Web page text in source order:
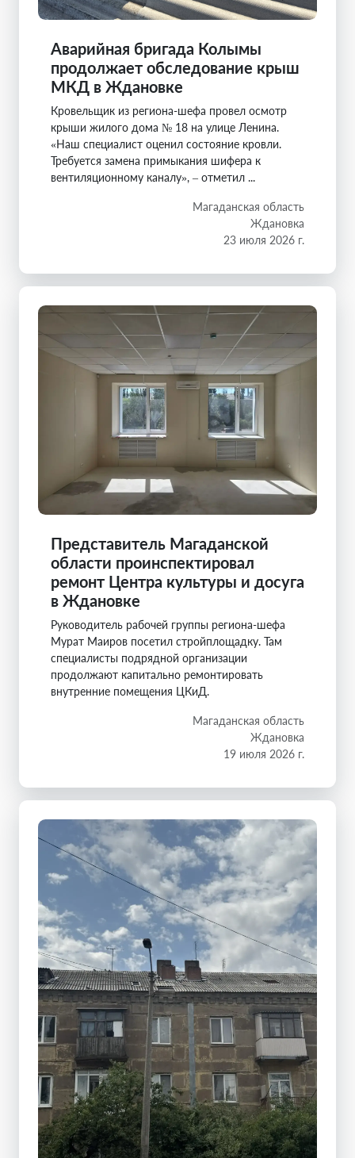
Аварийная бригада Колымы
продолжает обследование крыш
МКД в Ждановке
Кровельщик из региона-шефа провел осмотр
крыши жилого дома № 18 на улице Ленина.
«Наш специалист оценил состояние кровли.
Требуется замена примыкания шифера к
вентиляционному каналу», – отметил ...
Магаданская область
Ждановка
23 июля 2026 г.
Представитель Магаданской
области проинспектировал
ремонт Центра культуры и досуга
в Ждановке
Руководитель рабочей группы региона-шефа
Мурат Маиров посетил стройплощадку. Там
специалисты подрядной организации
продолжают капитально ремонтировать
внутренние помещения ЦКиД.
Магаданская область
Ждановка
19 июля 2026 г.